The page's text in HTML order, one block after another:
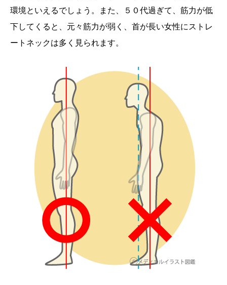
環境といえるでしょう。また、５０代過ぎて、筋力が低
下してくると、元々筋力が弱く、首が長い女性にストレ
ートネックは多く見られます。